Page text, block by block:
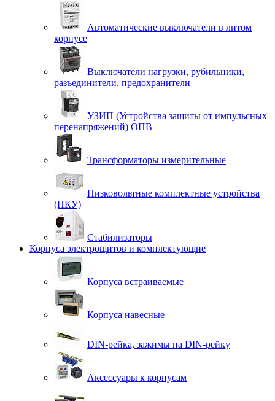
Автоматические выключатели в литом
корпусе
Выключатели нагрузки, рубильники,
разъединители, предохранители
УЗИП (Устройства защиты от импульсных
перенапряжений) ОПВ
Трансформаторы измерительные
Низковольтные комплектные устройства
(НКУ)
Стабилизаторы
Корпуса электрощитов и комплектующие
Корпуса встраиваемые
Корпуса навесные
DIN-рейка, зажимы на DIN-рейку
Аксессуары к корпусам